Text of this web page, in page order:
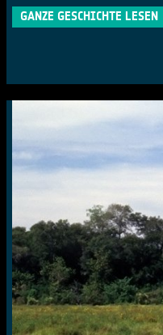
GANZE GESCHICHTE LESEN